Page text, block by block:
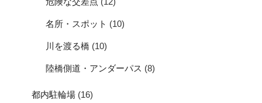
名所・スポット (10)
川を渡る橋 (10)
陸橋側道・アンダーパス (8)
都内駐輪場 (16)